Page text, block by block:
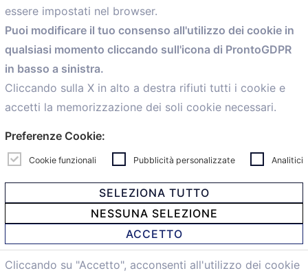
Home
Servizi
Convenzioni
Voce delle Nostre aziende
Informazioni Ex L. 124/2017
News
personalCaf
© 2021 Confartigianato Imprese Mandamento Bologna -
Via Papini, 18 - 40128 Bologna - Italy
Privacy e Cookie
essere impostati nel browser.
Puoi modificare il tuo consenso all'utilizzo dei cookie in
qualsiasi momento cliccando sull'icona di ProntoGDPR
in basso a sinistra.
Cliccando sulla X in alto a destra rifiuti tutti i cookie e
accetti la memorizzazione dei soli cookie necessari.
Preferenze Cookie:
Cookie funzionali Pubblicità personalizzate Analitici
SELEZIONA TUTTO
NESSUNA SELEZIONE
ACCETTO
Cliccando su "Accetto", acconsenti all'utilizzo dei cookie